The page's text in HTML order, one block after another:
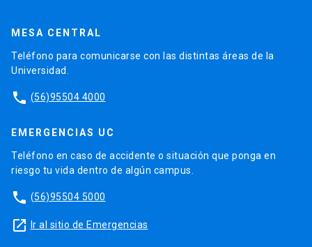
MESA CENTRAL
Teléfono para comunicarse con las distintas áreas de la
Universidad.
phone (56)95504 4000
EMERGENCIAS UC
Teléfono en caso de accidente o situación que ponga en
riesgo tu vida dentro de algún campus.
phone (56)95504 5000
launch Ir al sitio de Emergencias